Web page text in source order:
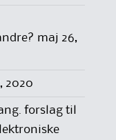
maj 26,
2020
forslag til